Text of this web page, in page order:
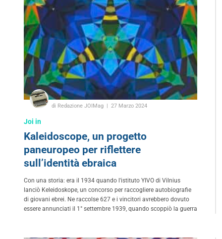
di Redazione JOIMag 27 Marzo 2024
Joi in
Kaleidoscope, un progetto
paneuropeo per riflettere
sull’identità ebraica
Con una storia: era il 1934 quando l'istituto YIVO di Vilnius
lanciò Keleidoskope, un concorso per raccogliere autobiografie
di giovani ebrei. Ne raccolse 627 e i vincitori avrebbero dovuto
essere annunciati il 1° settembre 1939, quando scoppiò la guerra